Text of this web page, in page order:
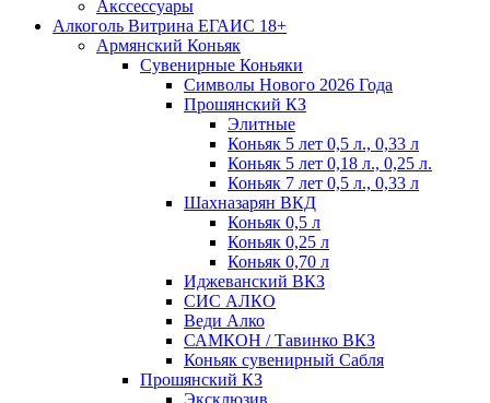
Акссессуары
Алкоголь Витрина ЕГАИС 18+
Армянский Коньяк
Сувенирные Коньяки
Символы Нового 2026 Года
Прошянский КЗ
Элитные
Коньяк 5 лет 0,5 л., 0,33 л
Коньяк 5 лет 0,18 л., 0,25 л.
Коньяк 7 лет 0,5 л., 0,33 л
Шахназарян ВКД
Коньяк 0,5 л
Коньяк 0,25 л
Коньяк 0,70 л
Иджеванский ВКЗ
СИС АЛКО
Веди Алко
САМКОН / Тавинко ВКЗ
Коньяк сувенирный Сабля
Прошянский КЗ
Эксклюзив